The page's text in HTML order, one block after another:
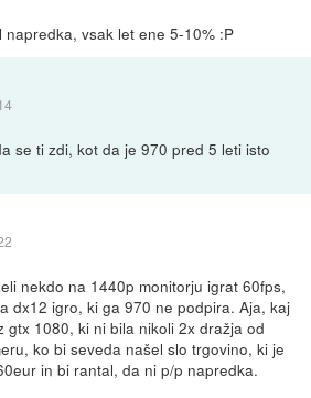
napredka, vsak let ene 5-10% :P
se ti zdi, kot da je 970 pred 5 leti isto
nekdo na 1440p monitorju igrat 60fps,
dx12 igro, ki ga 970 ne podpira. Aja, kaj
gtx 1080, ki ni bila nikoli 2x dražja od
ko bi seveda našel slo trgovino, ki je
in bi rantal, da ni p/p napredka.